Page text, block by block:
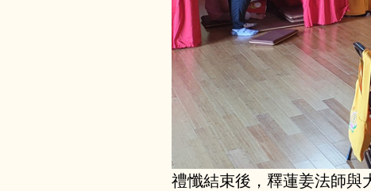
禮懺結束後，釋蓮姜法師與